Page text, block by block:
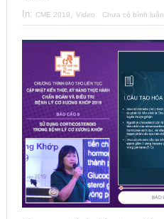
In: CME 2019, Video Chưa có bình luận